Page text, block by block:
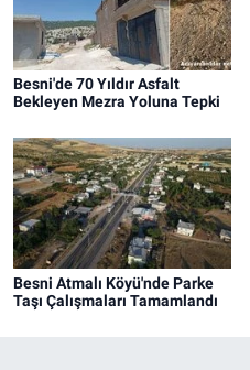
Besni'de 70 Yıldır Asfalt
Bekleyen Mezra Yoluna Tepki
Besni Atmalı Köyü'nde Parke
Taşı Çalışmaları Tamamlandı